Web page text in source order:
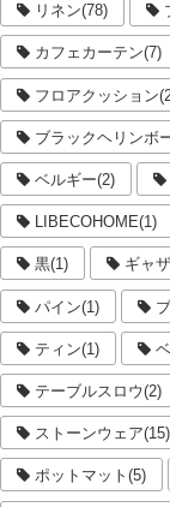
リネン(78)
カフェカーテン(7)
フロアクッション
ブラックヘリンボ
ベルギー(2)
LIBECOHOME(1)
黒(1) ギャ
パイン(1)
ティン(1)
テーブルスロウ(2)
ストーンウェア(15)
ポットマット(5)